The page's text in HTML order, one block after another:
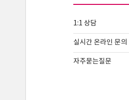
1:1 상담
실시간 온라인 문의
자주묻는질문